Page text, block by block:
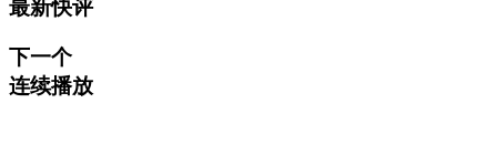
最新快评
下一个
连续播放